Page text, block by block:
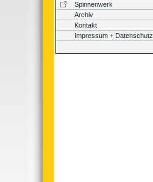
Spinnenwerk
Archiv
Kontakt
Impressum + Datenschutz